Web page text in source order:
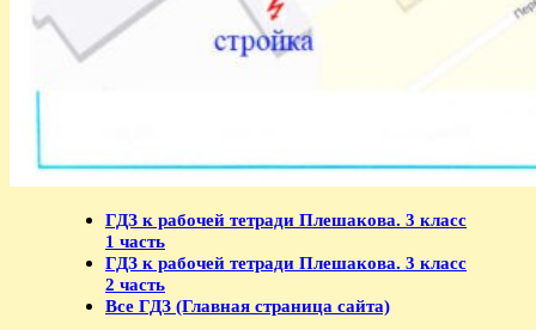
ГДЗ к рабочей тетради Плешакова. 3 класс
1 часть
ГДЗ к рабочей тетради Плешакова. 3 класс
2 часть
Все ГДЗ (Главная страница сайта)